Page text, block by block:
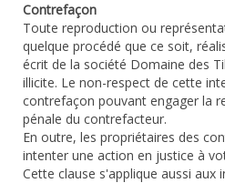
Contrefaçon
Toute reproduction ou
quelque procédé que ce soit,
écrit de la société Domaine des
illicite. Le non-respect de cette
contrefaçon pouvant engager la
pénale du contrefacteur.
En outre, les propriétaires des
intenter une action en justice à
Cette clause s'applique aussi aux